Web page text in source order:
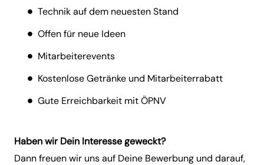
Technik auf dem neuesten Stand
Offen für neue Ideen
Mitarbeiterevents
Kostenlose Getränke und Mitarbeiterrabatt
Gute Erreichbarkeit mit ÖPNV
Haben wir Dein Interesse geweckt?
Dann freuen wir uns auf Deine Bewerbung und darauf,